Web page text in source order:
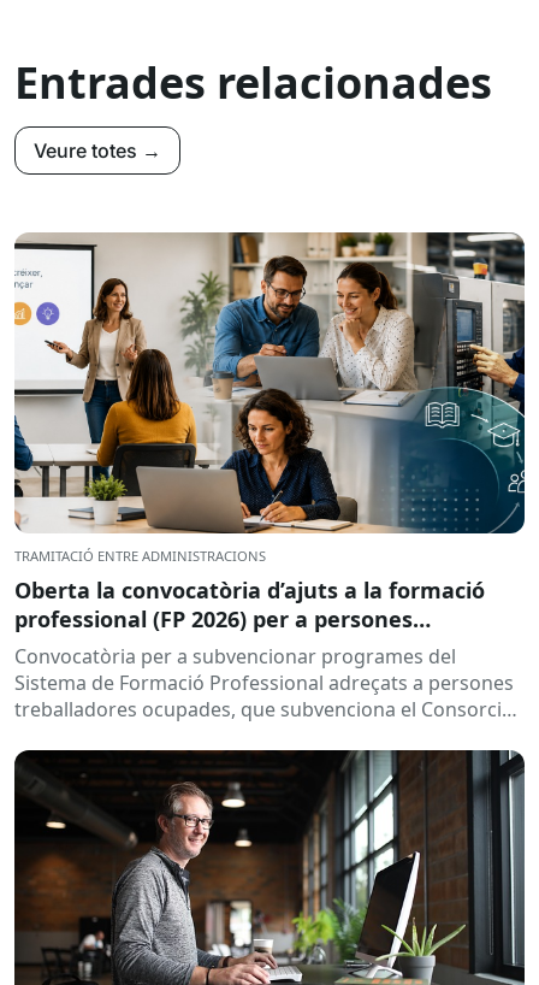
Entrades relacionades
Veure totes →
TRAMITACIÓ ENTRE ADMINISTRACIONS
Oberta la convocatòria d’ajuts a la formació
professional (FP 2026) per a persones
treballadores ocupades
Convocatòria per a subvencionar programes del
Sistema de Formació Professional adreçats a persones
treballadores ocupades, que subvenciona el Consorci